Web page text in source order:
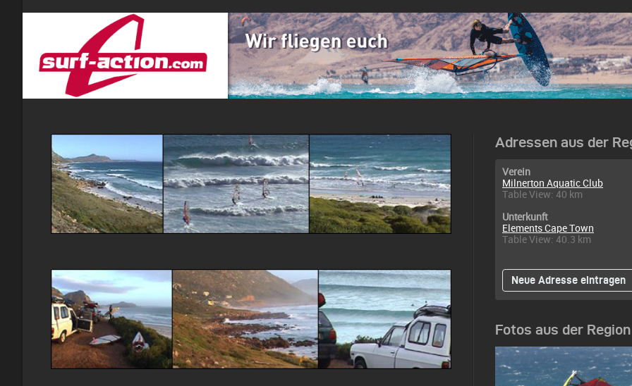
Adressen aus der
Verein
Milnerton Aquatic Club
Table View: 40 km
Unterkunft
Elements Cape Town
Table View: 40.3 km
Neue Adresse eintragen
Fotos aus der Region